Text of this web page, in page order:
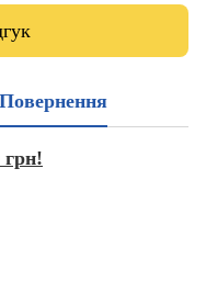
Повернення
грн!